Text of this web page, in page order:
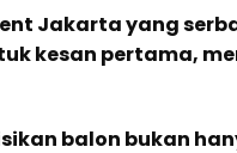
Jakarta yang
kesan pertama,
balon bukan